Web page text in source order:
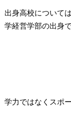
出身高校について
学経営学部の出身で
学力ではなくスポ